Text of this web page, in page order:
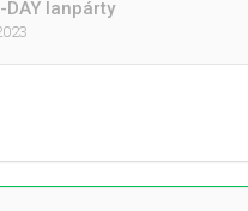
DAY lanpárty